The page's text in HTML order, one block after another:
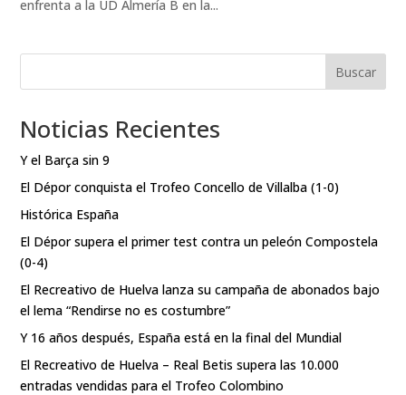
enfrenta a la UD Almería B en la...
Buscar
Noticias Recientes
Y el Barça sin 9
El Dépor conquista el Trofeo Concello de Villalba (1-0)
Histórica España
El Dépor supera el primer test contra un peleón Compostela
(0-4)
El Recreativo de Huelva lanza su campaña de abonados bajo
el lema “Rendirse no es costumbre”
Y 16 años después, España está en la final del Mundial
El Recreativo de Huelva – Real Betis supera las 10.000
entradas vendidas para el Trofeo Colombino